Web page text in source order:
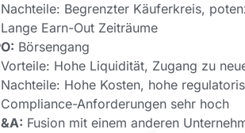
Nachteile: Begrenzter Käuferkreis,
Lange Earn-Out Zeiträume
Börsengang
Vorteile: Hohe Liquidität, Zugang zu
Nachteile: Hohe Kosten, hohe
Compliance-Anforderungen sehr hoch
Fusion mit einem anderen